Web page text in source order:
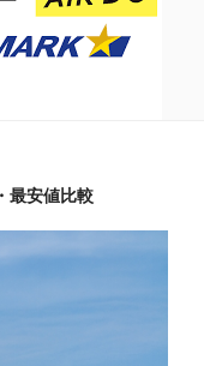
最安値比較